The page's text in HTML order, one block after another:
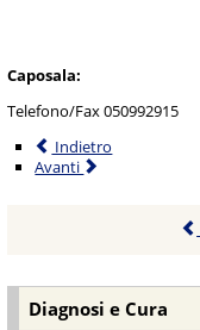
Caposala:
Telefono/Fax 050992915
Indietro
Avanti
Diagnosi e Cura